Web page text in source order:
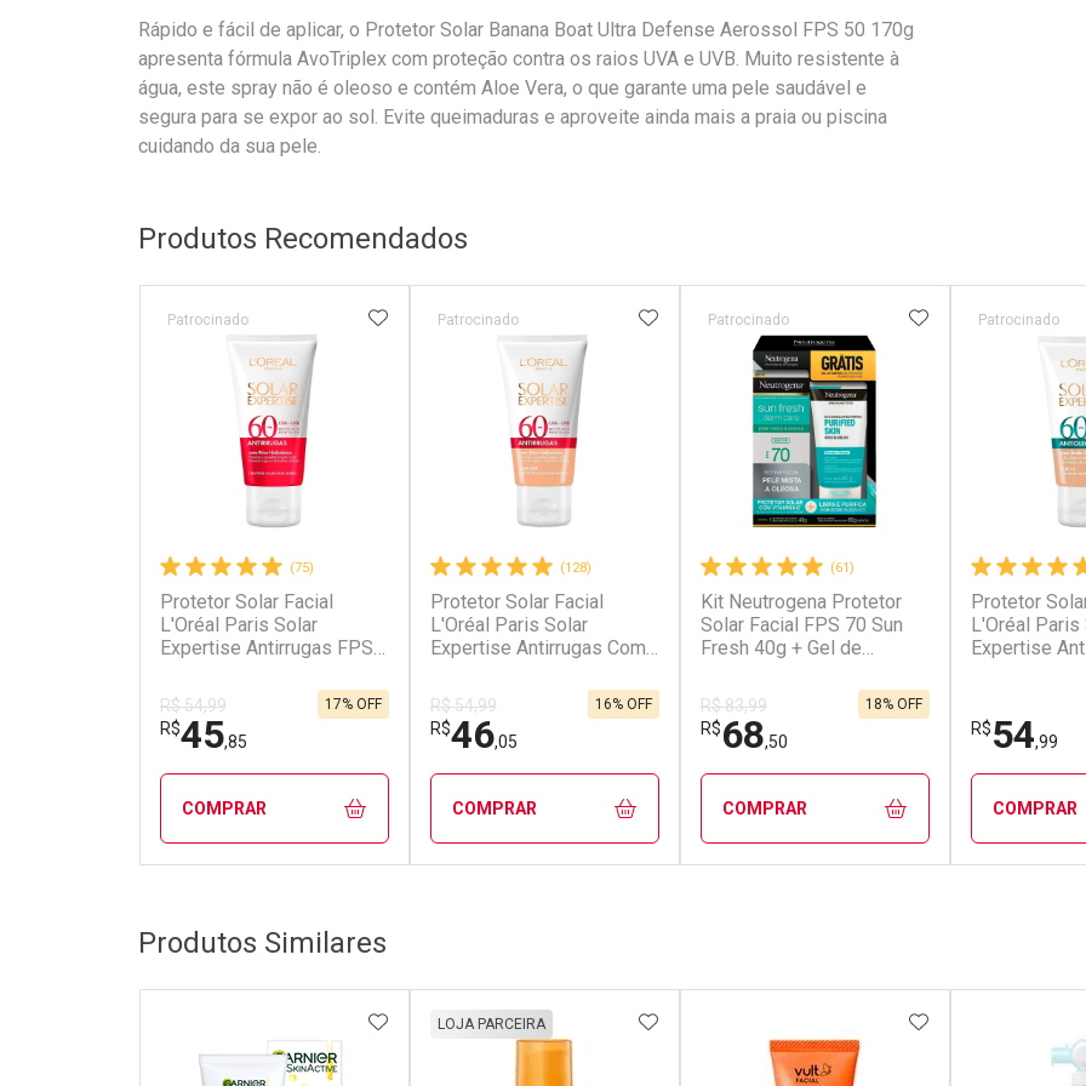
Rápido e fácil de aplicar, o Protetor Solar Banana Boat Ultra Defense Aerossol FPS 50 170g
apresenta fórmula AvoTriplex com proteção contra os raios UVA e UVB. Muito resistente à
água, este spray não é oleoso e contém Aloe Vera, o que garante uma pele saudável e
segura para se expor ao sol. Evite queimaduras e aproveite ainda mais a praia ou piscina
cuidando da sua pele.
Produtos Recomendados
(75)
Protetor Solar Facial
L'Oréal Paris Solar
Expertise Antirrugas FPS
Patrocinado
R$ 54,99
R$45,85
17% OFF
ADICIONAR AOS FAVORITOS
COMPRAR
Laboratório
Por Menos
(128)
Protetor Solar Facial
L'Oréal Paris Solar
Expertise Antirrugas Com
Patrocinado
R$ 54,99
R$46,05
16% OFF
ADICIONAR AOS FAVORITOS
COMPRAR
(61)
Kit Neutrogena Protetor
Solar Facial FPS 70 Sun
Fresh 40g + Gel de
Pele Oleosa 60g
Patrocinado
R$ 83,99
R$68,50
18% OFF
ADICIONAR AOS
COMPRAR
Protetor
L'Oréal Paris
Expertise
Patrocinado
R$54,99
COMPRAR
Produtos Similares
ADICIONAR AOS FAVORITOS
LOJA PARCEIRA ADICIONAR AOS FAVORITOSADICIONAR AOS